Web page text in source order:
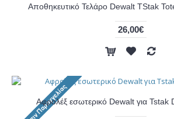
Αποθηκευτικό Τελάρο Dewalt TStak
26,00€
Αφρολέξ εσωτερικό Dewalt για